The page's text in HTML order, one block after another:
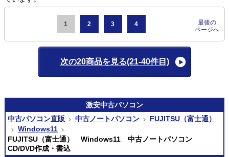
1 2 3 4
最後の
ページへ
次の20商品を見る(21-40件目)
激安中古パソコン
中古パソコン直販
中古ノートパソコン
FUJITSU（富士通）
Windows11
FUJITSU（富士通） Windows11 中古ノートパソコン
CD/DVD作成・書込